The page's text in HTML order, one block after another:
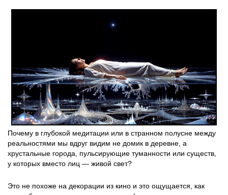
Почему в глубокой медитации или в странном полусне между
реальностями мы вдруг видим не домик в деревне, а
хрустальные города, пульсирующие туманности или существ,
у которых вместо лиц — живой свет?
Это не похоже на декорации из кино и это ощущается, как